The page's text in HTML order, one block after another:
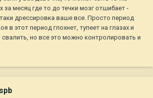
за месяц где то до течки мозг отшибает -
дрессировка ваше все. Просто период
в этот период глохнет, тупеет на глазах и
но все это можно контролировать и